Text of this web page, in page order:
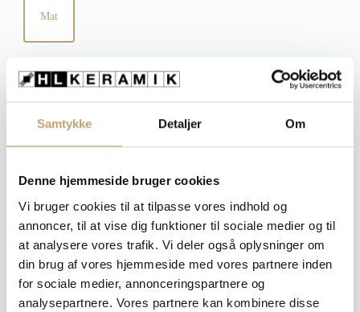
Samtykke Detaljer Om
Denne hjemmeside bruger cookies
Vi bruger cookies til at tilpasse vores indhold og
annoncer, til at vise dig funktioner til sociale medier og til
at analysere vores trafik. Vi deler også oplysninger om
din brug af vores hjemmeside med vores partnere inden
for sociale medier, annonceringspartnere og
analysepartnere. Vores partnere kan kombinere disse
Mat
Tykkelse : 8,5 mm
8,5 mm
Pris pr. m²: 540,00 DKK
Angiv m²
Medregn spild (10%)